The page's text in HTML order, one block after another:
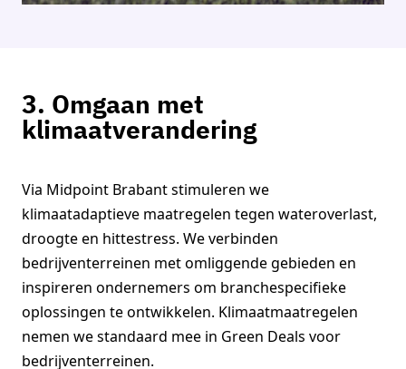
3. Omgaan met
klimaatverandering
Via Midpoint Brabant stimuleren we
klimaatadaptieve maatregelen tegen wateroverlast,
droogte en hittestress. We verbinden
bedrijventerreinen met omliggende gebieden en
inspireren ondernemers om branchespecifieke
oplossingen te ontwikkelen. Klimaatmaatregelen
nemen we standaard mee in Green Deals voor
bedrijventerreinen.